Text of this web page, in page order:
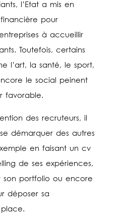
l’Etat a mis en
pour
à accueillir
Toutefois, certains
l’art, la santé, le sport,
le social peinent
favorable.
des recruteurs, il
démarquer des autres
en faisant un cv
de ses expériences,
son portfolio ou encore
déposer sa